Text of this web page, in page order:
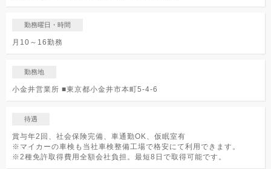
勤務曜日・時間
月10～16勤務
勤務地
小金井営業所 ■東京都小金井市本町5-4-6
待遇
賞与年2回、社会保険完備、車通勤OK、仮眠室有
※マイカーの車検も当社車検整備工場で格安にて利用できます。
※2種免許取得費用全額会社負担。最短8日で取得可能です。